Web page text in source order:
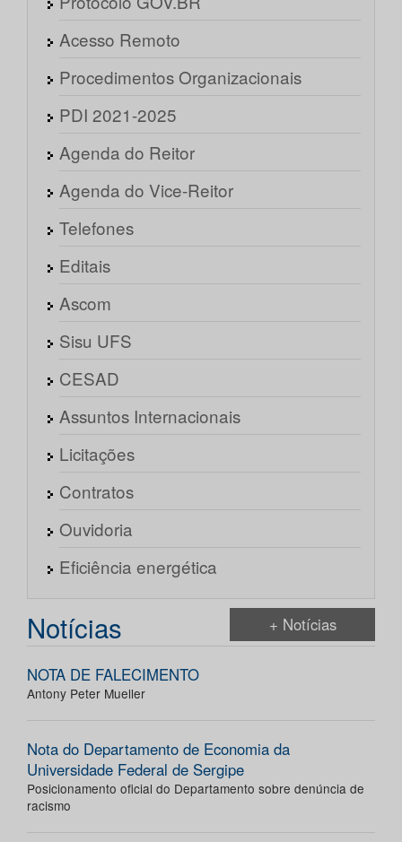
Acesso Remoto
Procedimentos Organizacionais
PDI 2021-2025
Agenda do Reitor
Agenda do Vice-Reitor
Telefones
Editais
Ascom
Sisu UFS
CESAD
Assuntos Internacionais
Licitações
Contratos
Ouvidoria
Eficiência energética
Notícias + Notícias
NOTA DE FALECIMENTO
Antony Peter Mueller
Nota do Departamento de Economia da
Universidade Federal de Sergipe
Posicionamento oficial do Departamento sobre denúncia de
racismo